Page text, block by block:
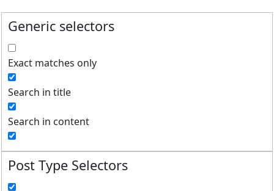
Generic selectors
Exact matches only
Search in title
Search in content
Post Type Selectors